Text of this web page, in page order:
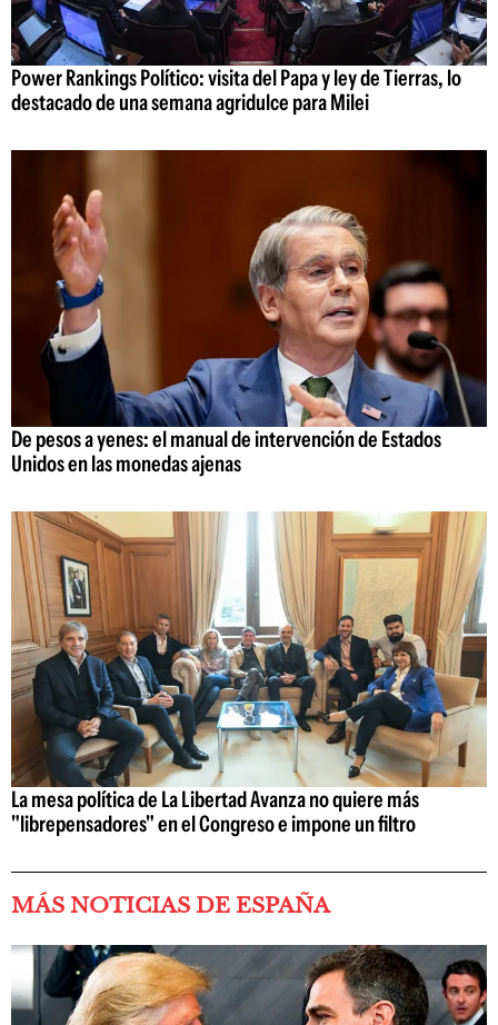
Power Rankings Político: visita del Papa y ley de Tierras, lo
destacado de una semana agridulce para Milei
De pesos a yenes: el manual de intervención de Estados
Unidos en las monedas ajenas
La mesa política de La Libertad Avanza no quiere más
"librepensadores" en el Congreso e impone un filtro
MÁS NOTICIAS DE ESPAÑA